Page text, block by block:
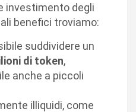
investimento degli
benefici troviamo:
suddividere un
di token,
anche a piccoli
illiquidi, come